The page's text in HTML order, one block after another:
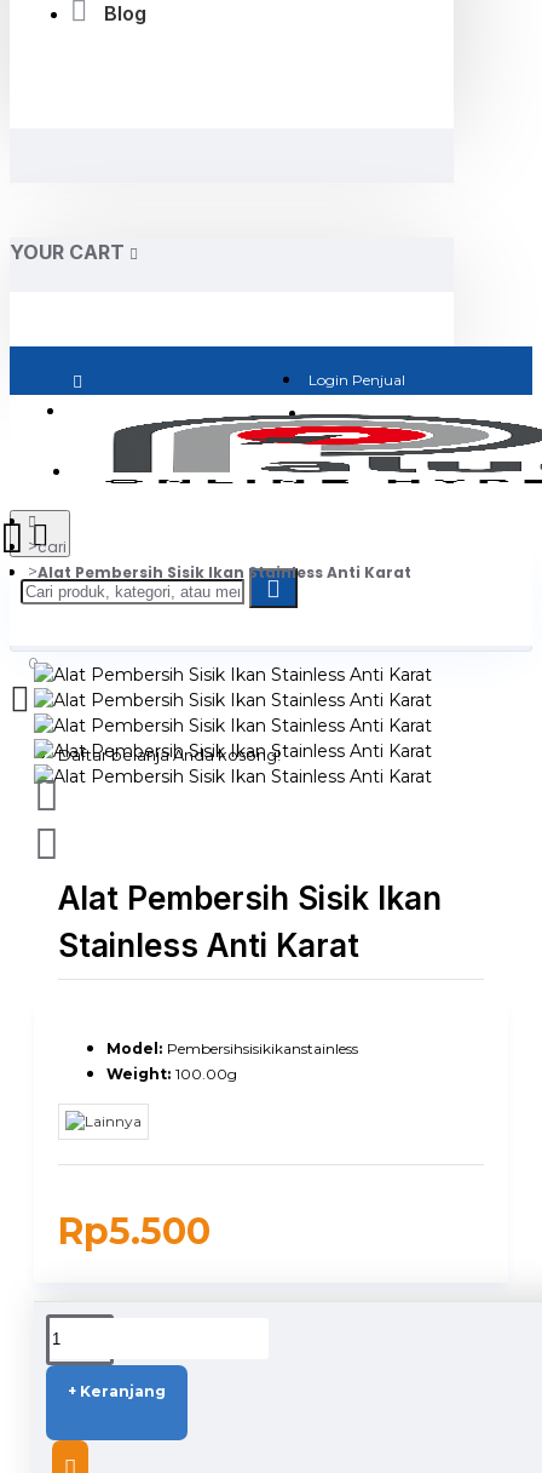
Blog
YOUR CART
Login Penjual
Jadi Penjual
0
Daftar belanja Anda kosong!
cari
Alat Pembersih Sisik Ikan Stainless Anti Karat
Alat Pembersih Sisik Ikan
Stainless Anti Karat
Rp5.500
Model: Pembersihsisikikanstainless
Weight: 100.00g
+ Keranjang
DUKUNGAN PENGIRIMAN